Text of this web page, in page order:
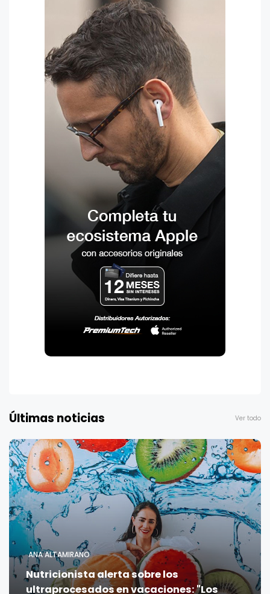
Últimas noticias Ver todo
ANA ALTAMIRANO
Nutricionista alerta sobre los
ultraprocesados en vacaciones: "Los